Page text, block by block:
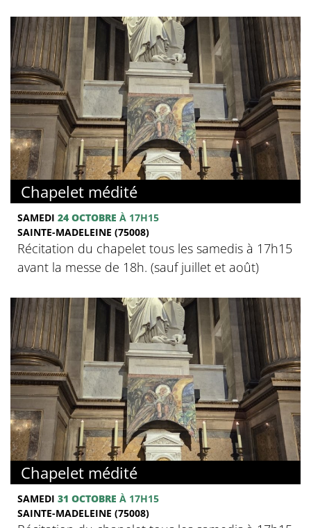
Chapelet médité
SAMEDI 24 OCTOBRE À 17H15
SAINTE-MADELEINE (75008)
Récitation du chapelet tous les samedis à 17h15
avant la messe de 18h. (sauf juillet et août)
Chapelet médité
SAMEDI 31 OCTOBRE À 17H15
SAINTE-MADELEINE (75008)